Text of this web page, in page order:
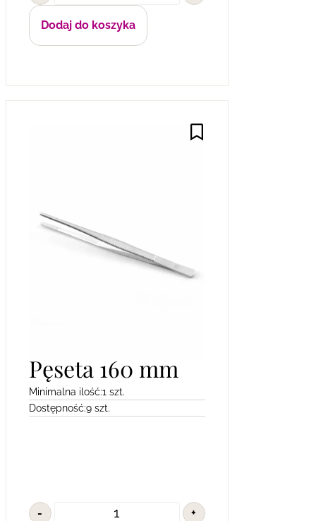
Dodaj do koszyka
Pęseta 160 mm
Minimalna ilość:1 szt.
Dostępność:9 szt.
- +